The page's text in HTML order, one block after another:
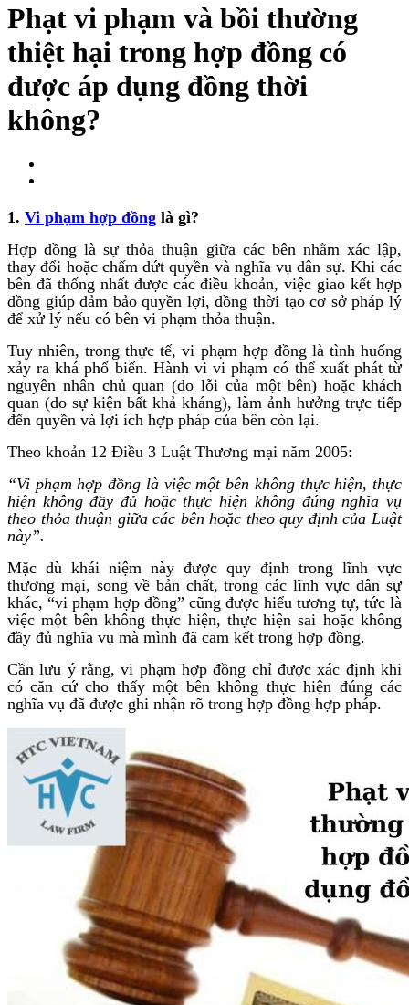
Phạt vi phạm và bồi thường
thiệt hại trong hợp đồng có
được áp dụng đồng thời
không?
1. Vi phạm hợp đồng là gì?
Hợp đồng là sự thỏa thuận giữa các bên nhằm xác lập,
thay đổi hoặc chấm dứt quyền và nghĩa vụ dân sự. Khi các
bên đã thống nhất được các điều khoản, việc giao kết hợp
đồng giúp đảm bảo quyền lợi, đồng thời tạo cơ sở pháp lý
để xử lý nếu có bên vi phạm thỏa thuận.
Tuy nhiên, trong thực tế, vi phạm hợp đồng là tình huống
xảy ra khá phổ biến. Hành vi vi phạm có thể xuất phát từ
nguyên nhân chủ quan (do lỗi của một bên) hoặc khách
quan (do sự kiện bất khả kháng), làm ảnh hưởng trực tiếp
đến quyền và lợi ích hợp pháp của bên còn lại.
Theo khoản 12 Điều 3 Luật Thương mại năm 2005:
“Vi phạm hợp đồng là việc một bên không thực hiện, thực
hiện không đầy đủ hoặc thực hiện không đúng nghĩa vụ
theo thỏa thuận giữa các bên hoặc theo quy định của Luật
này”.
Mặc dù khái niệm này được quy định trong lĩnh vực
thương mại, song về bản chất, trong các lĩnh vực dân sự
khác, “vi phạm hợp đồng” cũng được hiểu tương tự, tức là
việc một bên không thực hiện, thực hiện sai hoặc không
đầy đủ nghĩa vụ mà mình đã cam kết trong hợp đồng.
Cần lưu ý rằng, vi phạm hợp đồng chỉ được xác định khi
có căn cứ cho thấy một bên không thực hiện đúng các
nghĩa vụ đã được ghi nhận rõ trong hợp đồng hợp pháp.